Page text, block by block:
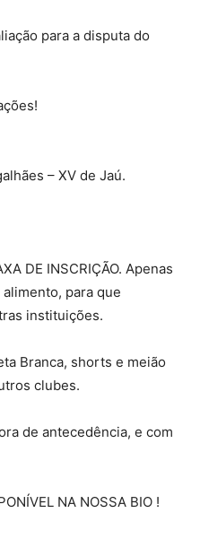
para a disputa do
– XV de Jaú.
DE INSCRIÇÃO. Apenas
para que
instituições.
Branca, shorts e meião
clubes.
de antecedência, e com
NA NOSSA BIO !